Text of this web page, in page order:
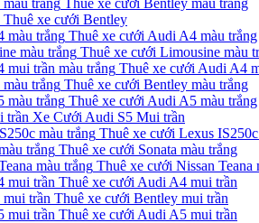
Thuê xe cưới Bentley màu trắng
Thuê xe cưới Bentley
Thuê xe cưới Audi A4 màu trắng
Thuê xe cưới Limousine màu
Thuê xe cưới Audi A4
Thuê xe cưới Bentley màu trắng
Thuê xe cưới Audi A5 màu trắng
Xe Cưới Audi S5 Mui trần
Thuê xe cưới Lexus
Thuê xe cưới Sonata màu trắng
Thuê xe cưới Nissan Teana
Thuê xe cưới Audi A4 mui trần
Thuê xe cưới Bentley mui trần
Thuê xe cưới Audi A5 mui trần